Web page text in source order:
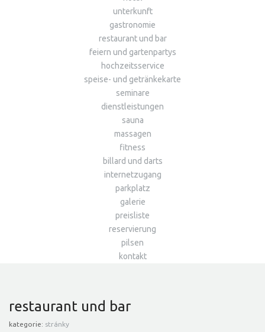
unterkunft
gastronomie
restaurant und bar
feiern und gartenpartys
hochzeitsservice
speise- und getränkekarte
seminare
dienstleistungen
sauna
massagen
fitness
billard und darts
internetzugang
parkplatz
galerie
preisliste
reservierung
pilsen
kontakt
restaurant und bar
kategorie: stránky